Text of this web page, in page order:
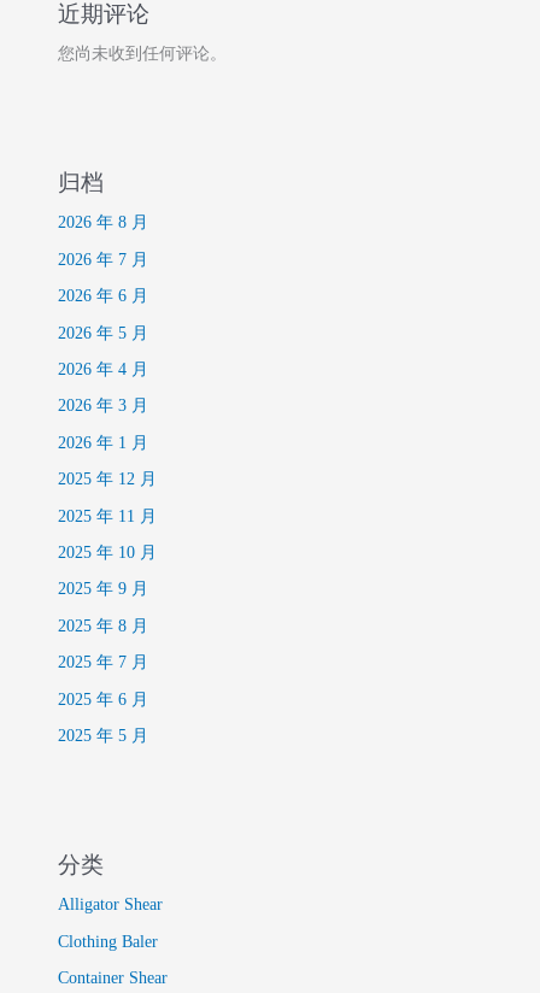
近期评论
您尚未收到任何评论。
归档
2026 年 8 月
2026 年 7 月
2026 年 6 月
2026 年 5 月
2026 年 4 月
2026 年 3 月
2026 年 1 月
2025 年 12 月
2025 年 11 月
2025 年 10 月
2025 年 9 月
2025 年 8 月
2025 年 7 月
2025 年 6 月
2025 年 5 月
分类
Alligator Shear
Clothing Baler
Container Shear